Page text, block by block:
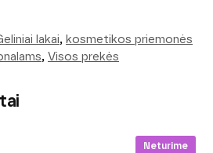
lakai, kosmetikos priemonės
, Visos prekės
Neturime